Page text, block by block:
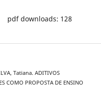
pdf downloads: 128
Tatiana. ADITIVOS
COMO PROPOSTA DE ENSINO